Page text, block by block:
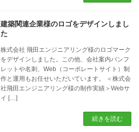
建築関連企業様のロゴをデザインしまし
た
株式会社 飛田エンジニアリング様のロゴマーク
をデザインしました。この他、会社案内パンフ
レットや名刺、Web（コーポレートサイト）制
作と運用もお任せいただいています。 ＜株式会
社飛田エンジニアリング様の制作実績＞Webサ
イ […]
続きを読む